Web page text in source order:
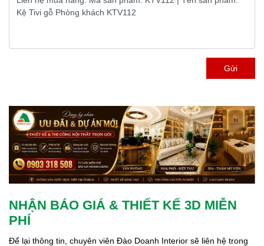
Gửi
NHẬN BÁO GIÁ & THIẾT KẾ 3D MIỄN
PHÍ
Để lại thông tin, chuyên viên Đào Doanh Interior sẽ liên hệ trong